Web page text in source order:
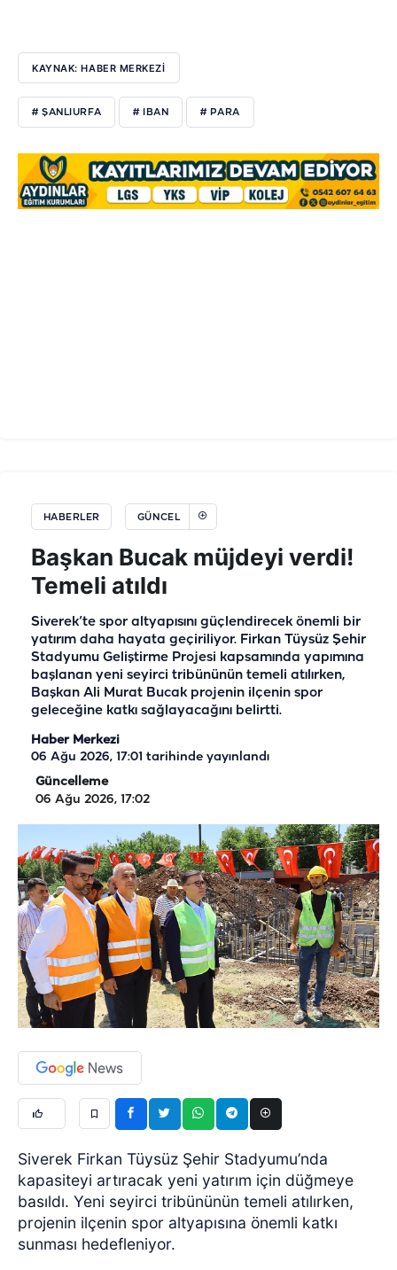
KAYNAK: HABER MERKEZİ
# ŞANLIURFA # IBAN # PARA
HABERLER GÜNCEL
Başkan Bucak müjdeyi verdi!
Temeli atıldı
Siverek’te spor altyapısını güçlendirecek önemli bir
yatırım daha hayata geçiriliyor. Firkan Tüysüz Şehir
Stadyumu Geliştirme Projesi kapsamında yapımına
başlanan yeni seyirci tribününün temeli atılırken,
Başkan Ali Murat Bucak projenin ilçenin spor
geleceğine katkı sağlayacağını belirtti.
Haber Merkezi
06 Ağu 2026, 17:01 tarihinde yayınlandı
Güncelleme
06 Ağu 2026, 17:02
Siverek Firkan Tüysüz Şehir Stadyumu’nda
kapasiteyi artıracak yeni yatırım için düğmeye
basıldı. Yeni seyirci tribününün temeli atılırken,
projenin ilçenin spor altyapısına önemli katkı
sunması hedefleniyor.